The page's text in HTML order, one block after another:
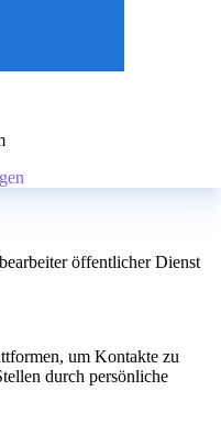
öffentlicher Dienst
um Kontakte zu
durch persönliche